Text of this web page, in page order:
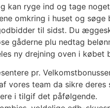
kan ryge ind og tage
omkring i huset og
til sidst. Du
gåderne plu nedtag
ny drejning oven i købet
pr.
vores team da sikre
i tilgif det påfølgende.